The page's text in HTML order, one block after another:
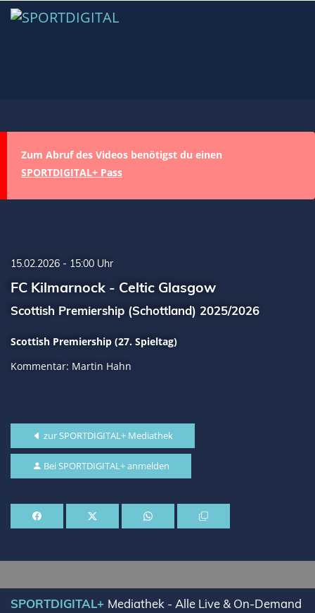
Zum Abruf des Videos benötigst du einen
SPORTDIGITAL+ Pass
15.02.2026 - 15:00 Uhr
FC Kilmarnock - Celtic Glasgow
Scottish Premiership (Schottland) 2025/2026
Scottish Premiership (27. Spieltag)
Kommentar: Martin Hahn
zur SPORTDIGITAL+ Mediathek
Bei SPORTDIGITAL+ anmelden
SPORTDIGITAL+ Mediathek - Alle Live & On-Demand